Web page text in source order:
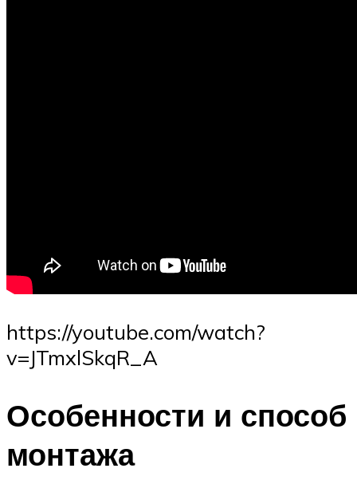
https://youtube.com/watch?
v=JTmxlSkqR_A
Особенности и способ
монтажа